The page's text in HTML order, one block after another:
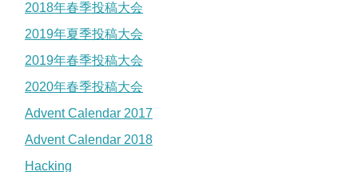
2018年春季投稿大会
2019年夏季投稿大会
2019年春季投稿大会
2020年春季投稿大会
Advent Calendar 2017
Advent Calendar 2018
Hacking